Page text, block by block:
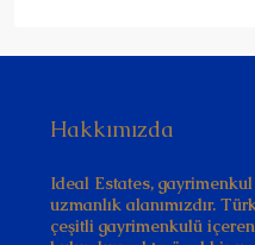
Hakkımızda
Ideal Estates,
uzmanlık alanımızdır.
çeşitli gayrimenkulü